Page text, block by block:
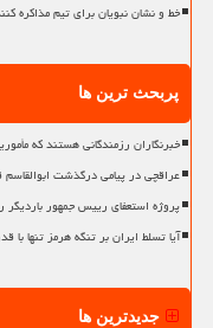
خط و نشان نبویان برای تیم مذاکره
پربحث ترین ها
خبرنگاران رزمندگانی هستند که
عراقچی در پیامی درگذشت
پروژه استعفای رییس جمهور باردیگر
آیا تسلط ایران بر تنگه هرمز تنها
جدیدترین ها